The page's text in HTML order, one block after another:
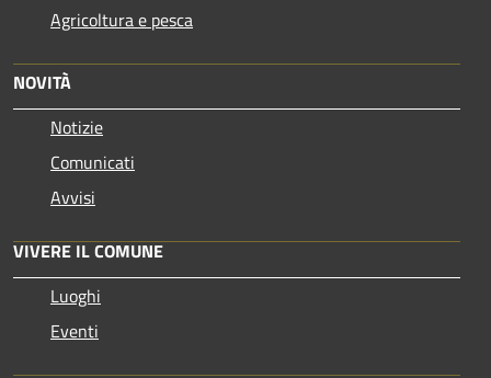
Agricoltura e pesca
NOVITÀ
Notizie
Comunicati
Avvisi
VIVERE IL COMUNE
Luoghi
Eventi